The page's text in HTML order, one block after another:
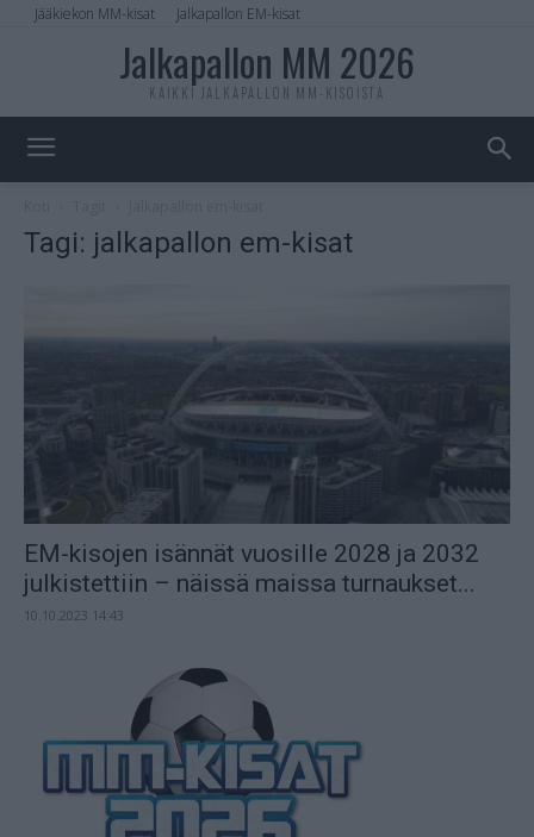
Jääkiekon MM-kisat Jalkapallon EM-kisat
Jalkapallon MM 2026
KAIKKI JALKAPALLON MM-KISOISTA
Tagi: jalkapallon em-kisat
EM-kisojen isännät vuosille 2028 ja 2032
julkistettiin – näissä maissa turnaukset...
10.10.2023 14:43